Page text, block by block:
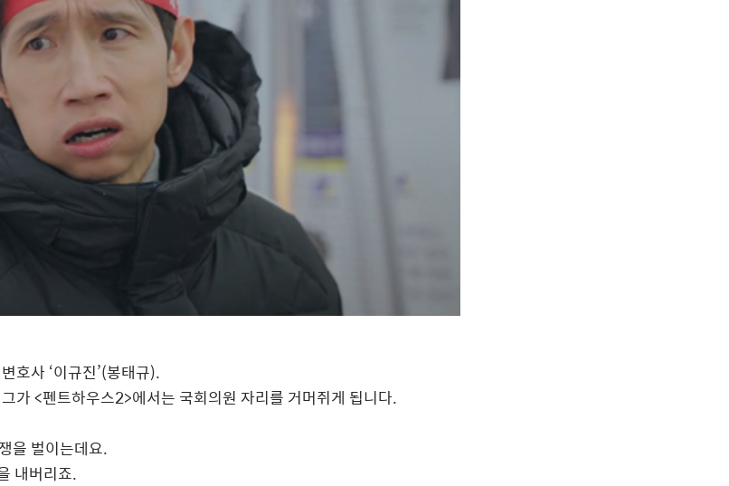
호사‘이규진’(봉태규).
가<펜트하우스2>에서는 국회의원 자리를 거머쥐게 됩니다.
을 벌이는데요.
내버리죠.